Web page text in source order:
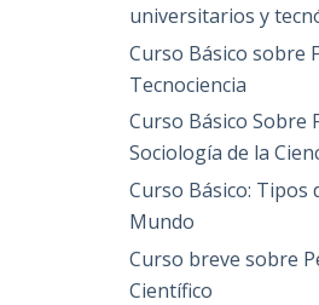
universitarios y
Curso Básico sobre
Tecnociencia
Curso Básico Sobre
Sociología de la
Curso Básico: Tipos
Mundo
Curso breve sobre
Científico